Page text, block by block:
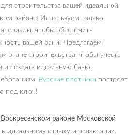
строительства вашей идеальной
районе. Используем только
чтобы обеспечить
вашей бани! Предлагаем
этапе строительства, чтобы учесть
и создать идеальную баню,
Русские плотники построят
под ключ!
районе Московской
идеальному отдыху и релаксации.